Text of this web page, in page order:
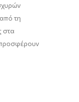
τη
στα
προσφέρουν